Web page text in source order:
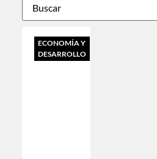
ECONOMÍA Y
DESARROLLO